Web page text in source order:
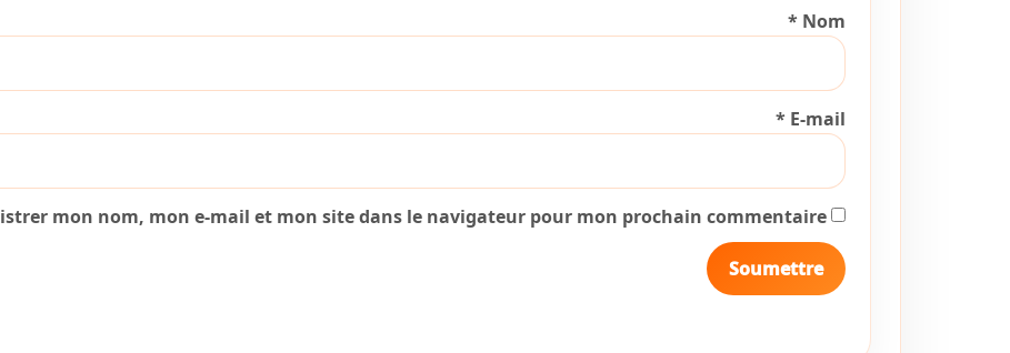
Nom
*
E-mail
*
mon nom, mon e-mail et mon site dans le navigateur pour mon prochain commentaire.